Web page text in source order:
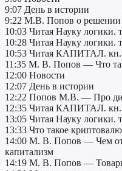
9:07 День в истории
9:22 М.В. Попов о
10:03 Читая Науку логики.
10:28 Читая Науку логики.
10:53 Читая КАПИТАЛ. кн.
11:35 М. В. Попов — Что
12:00 Новости
12:07 День в истории
12:22 Попов М.В. — Про
12:35 Читая КАПИТАЛ. кн.
13:05 Читая Науку логики.
13:33 Что такое
14:00 М. В. Попов — Чем
капитализм
14:19 М. В. Попов —